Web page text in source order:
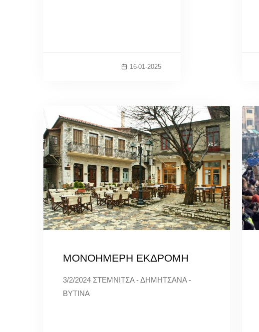
16-01-2025
ΜΟΝΟΗΜΕΡΗ ΕΚΔΡΟΜΗ
3/2/2024 ΣΤΕΜΝΙΤΣΑ - ΔΗΜΗΤΣΑΝΑ -
ΒΥΤΙΝΑ